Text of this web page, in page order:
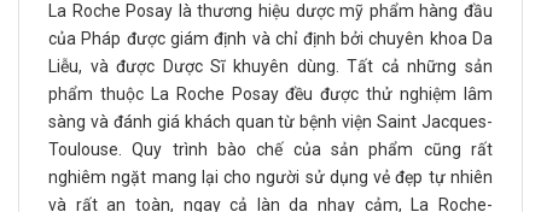
La Roche Posay là thương hiệu dược mỹ phẩm hàng đầu
của Pháp được giám định và chỉ định bởi chuyên khoa Da
Liễu, và được Dược Sĩ khuyên dùng. Tất cả những sản
phẩm thuộc La Roche Posay đều được thử nghiệm lâm
sàng và đánh giá khách quan từ bệnh viện Saint Jacques-
Toulouse. Quy trình bào chế của sản phẩm cũng rất
nghiêm ngặt mang lại cho người sử dụng vẻ đẹp tự nhiên
và rất an toàn, ngay cả làn da nhạy cảm, La Roche-